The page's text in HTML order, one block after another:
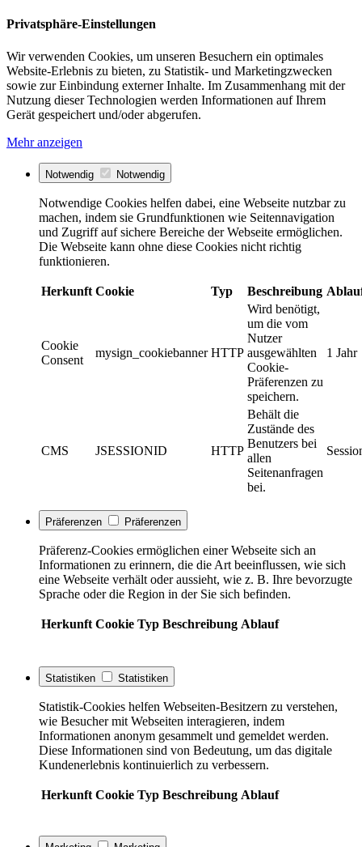
Privatsphäre-Einstellungen
Wir verwenden Cookies, um unseren Besuchern ein optimales
Website-Erlebnis zu bieten, zu Statistik- und Marketingzwecken
sowie zur Einbindung externer Inhalte. Im Zusammenhang mit der
Nutzung dieser Technologien werden Informationen auf Ihrem
Gerät gespeichert und/oder abgerufen.
Mehr anzeigen
Notwendig Notwendig
Notwendige Cookies helfen dabei, eine Webseite nutzbar zu
machen, indem sie Grundfunktionen wie Seitennavigation
und Zugriff auf sichere Bereiche der Webseite ermöglichen.
Die Webseite kann ohne diese Cookies nicht richtig
funktionieren.
Herkunft Cookie Typ Beschreibung
Cookie
Consent
mysign_cookiebanner HTTP
Wird benötigt,
um die vom
Nutzer
ausgewählten
Cookie-
Präferenzen zu
speichern.
1 Jahr
CMS JSESSIONID HTTP
Behält die
Zustände des
Benutzers bei
allen
Seitenanfragen
bei.
Präferenzen Präferenzen
Präferenz-Cookies ermöglichen einer Webseite sich an
Informationen zu erinnern, die die Art beeinflussen, wie sich
eine Webseite verhält oder aussieht, wie z. B. Ihre bevorzugte
Sprache oder die Region in der Sie sich befinden.
Herkunft Cookie Typ Beschreibung Ablauf
Statistiken Statistiken
Statistik-Cookies helfen Webseiten-Besitzern zu verstehen,
wie Besucher mit Webseiten interagieren, indem
Informationen anonym gesammelt und gemeldet werden.
Diese Informationen sind von Bedeutung, um das digitale
Kundenerlebnis kontinuierlich zu verbessern.
Herkunft Cookie Typ Beschreibung Ablauf